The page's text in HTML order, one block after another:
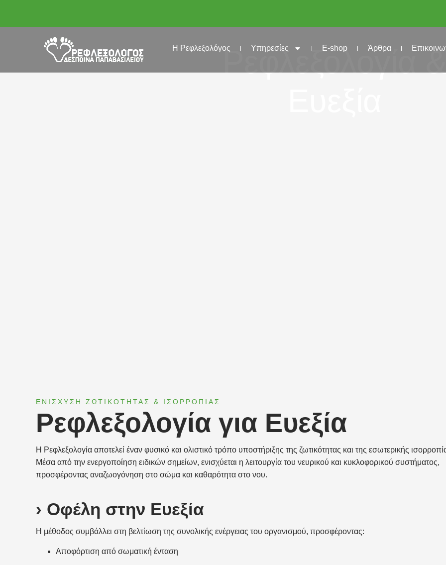
Η Ρεφλεξολόγος Υπηρεσίες E-shop Άρθρα
Ρεφλεξολογία
ΕΝΙΣΧΥΣΗ ΖΩΤΙΚΟΤΗΤΑΣ & ΙΣΟΡΡΟΠΙΑΣ
Ρεφλεξολογία για Ευεξία
Η Ρεφλεξολογία αποτελεί έναν φυσικό και ολιστικό τρόπο υποστήριξης της ζωτικότητας και της εσωτερικής
Μέσα από την ενεργοποίηση ειδικών σημείων, ενισχύεται η λειτουργία του νευρικού και κυκλοφορικού συστήματος,
προσφέροντας αναζωογόνηση στο σώμα και καθαρότητα στο νου.
› Οφέλη στην Ευεξία
Η μέθοδος συμβάλλει στη βελτίωση της συνολικής ενέργειας του οργανισμού, προσφέροντας:
Αποφόρτιση από σωματική ένταση